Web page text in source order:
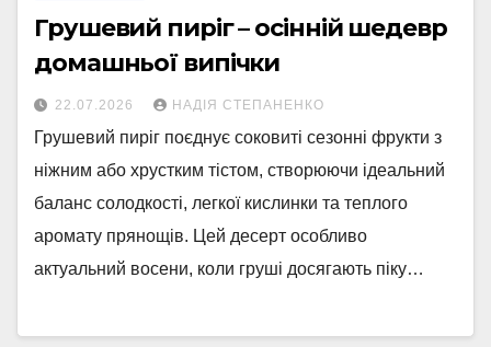
Грушевий пиріг – осінній шедевр
домашньої випічки
22.07.2026 НАДІЯ СТЕПАНЕНКО
Грушевий пиріг поєднує соковиті сезонні фрукти з
ніжним або хрустким тістом, створюючи ідеальний
баланс солодкості, легкої кислинки та теплого
аромату прянощів. Цей десерт особливо
актуальний восени, коли груші досягають піку…